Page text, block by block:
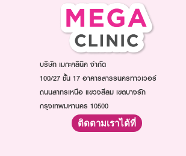
บริษัท เมกะคลินิค จำกัด
100/27 ชั้น 17 อาคารสาธรนครทาวเวอร์
ถนนสาทรเหนือ แขวงสีลม เขตบางรัก
กรุงเทพมหานคร 10500
ติดตามเราได้ที่